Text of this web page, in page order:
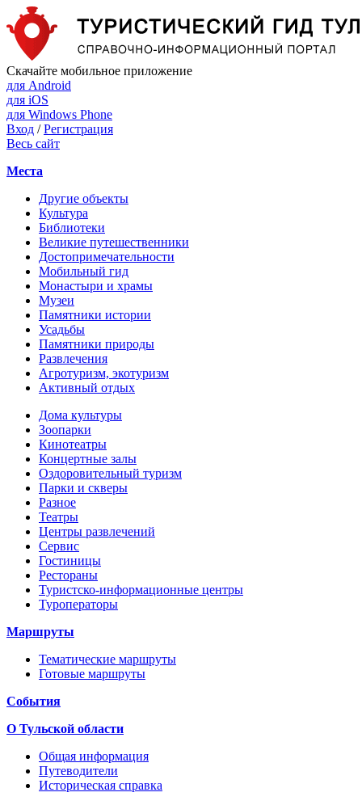
Скачайте мобильное приложение
для Android
для iOS
для Windows Phone
Вход /Регистрация
Весь сайт
Места
Другие объекты
Культура
Библиотеки
Великие путешественники
Достопримечательности
Мобильный гид
Монастыри и храмы
Музеи
Памятники истории
Усадьбы
Памятники природы
Развлечения
Агротуризм, экотуризм
Активный отдых
Дома культуры
Зоопарки
Кинотеатры
Концертные залы
Оздоровительный туризм
Парки и скверы
Разное
Театры
Центры развлечений
Сервис
Гостиницы
Рестораны
Туристско-информационные центры
Туроператоры
Маршруты
Тематические маршруты
Готовые маршруты
События
О Тульской области
Общая информация
Путеводители
Историческая справка